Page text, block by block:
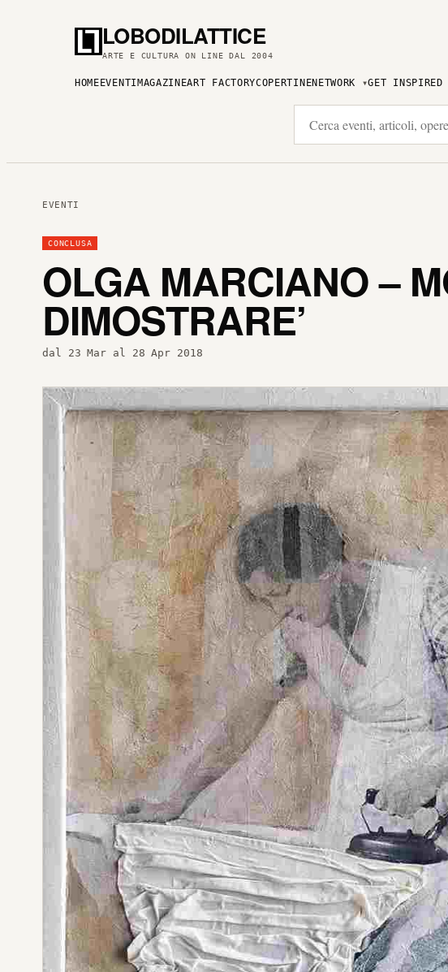
LOBODILATTICE
ARTE E CULTURA ON LINE DAL 2004
HOME EVENTI MAGAZINEART FACTORYCOPERTINENETWORK GET INSPIRED
EVENTI
CONCLUSA
OLGA MARCIANO –
DIMOSTRARE’
dal 23 Mar al 28 Apr 2018